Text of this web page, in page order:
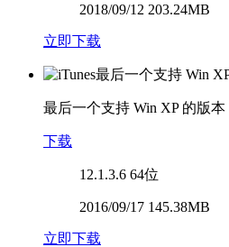
2018/09/12 203.24MB
立即下载
最后一个支持 Win XP 的版本
下载
12.1.3.6 64位
2016/09/17 145.38MB
立即下载